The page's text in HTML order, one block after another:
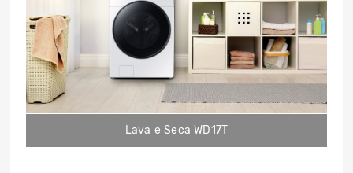
Lava e Seca WD17T